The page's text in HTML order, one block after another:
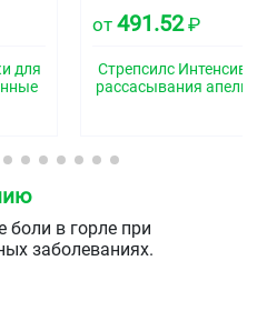
для
от491.52₽
Стрепсилс Интенсив
рассасывания
боли в горле при
заболеваниях.